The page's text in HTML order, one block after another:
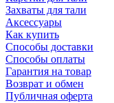
Захваты для тали
Аксессуары
Как купить
Способы доставки
Способы оплаты
Гарантия на товар
Возврат и обмен
Публичная оферта